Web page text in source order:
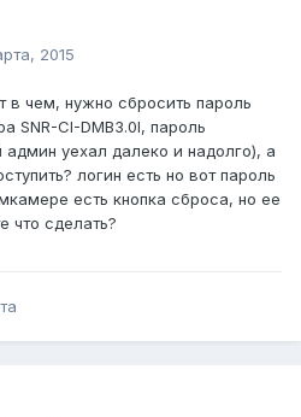
2015
в чем, нужно сбросить пароль
SNR-CI-DMB3.0I, пароль
админ уехал далеко и надолго), а
логин есть но вот пароль
есть кнопка сброса, но ее
что сделать?